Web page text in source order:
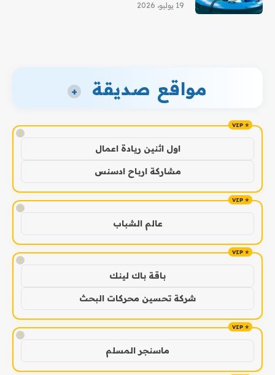
19 يوليو، 2026
مواقع صديقة +
!
اول اثنين ريادة اعمال
مشاركة ارباح ادسنس
!
عالم الشباب
!
باقة باك لينك
شركة تحسين محركات البحث
!
ماسنجر المسلم